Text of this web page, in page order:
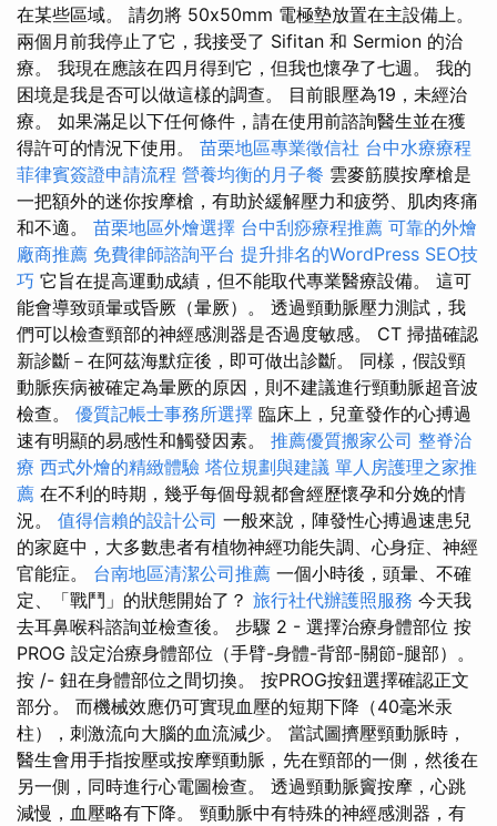
在某些區域。 請勿將 50x50mm 電極墊放置在主設備上。
兩個月前我停止了它，我接受了 Sifitan 和 Sermion 的治
療。 我現在應該在四月得到它，但我也懷孕了七週。 我的
困境是我是否可以做這樣的調查。 目前眼壓為19，未經治
療。 如果滿足以下任何條件，請在使用前諮詢醫生並在獲
得許可的情況下使用。 苗栗地區專業徵信社 台中水療療程
菲律賓簽證申請流程 營養均衡的月子餐 雲麥筋膜按摩槍是
一把額外的迷你按摩槍，有助於緩解壓力和疲勞、肌肉疼痛
和不適。 苗栗地區外燴選擇 台中刮痧療程推薦 可靠的外燴
廠商推薦 免費律師諮詢平台 提升排名的WordPress SEO技
巧 它旨在提高運動成績，但不能取代專業醫療設備。 這可
能會導致頭暈或昏厥（暈厥）。 透過頸動脈壓力測試，我
們可以檢查頸部的神經感測器是否過度敏感。 CT 掃描確認
新診斷－在阿茲海默症後，即可做出診斷。 同樣，假設頸
動脈疾病被確定為暈厥的原因，則不建議進行頸動脈超音波
檢查。 優質記帳士事務所選擇 臨床上，兒童發作的心搏過
速有明顯的易感性和觸發因素。 推薦優質搬家公司 整脊治
療 西式外燴的精緻體驗 塔位規劃與建議 單人房護理之家推
薦 在不利的時期，幾乎每個母親都會經歷懷孕和分娩的情
況。 值得信賴的設計公司 一般來說，陣發性心搏過速患兒
的家庭中，大多數患者有植物神經功能失調、心身症、神經
官能症。 台南地區清潔公司推薦 一個小時後，頭暈、不確
定、「戰鬥」的狀態開始了？ 旅行社代辦護照服務 今天我
去耳鼻喉科諮詢並檢查後。 步驟 2 - 選擇治療身體部位 按
PROG 設定治療身體部位（手臂-身體-背部-關節-腿部）。
按 /- 鈕在身體部位之間切換。 按PROG按鈕選擇確認正文
部分。 而機械效應仍可實現血壓的短期下降（40毫米汞
柱），刺激流向大腦的血流減少。 當試圖擠壓頸動脈時，
醫生會用手指按壓或按摩頸動脈，先在頸部的一側，然後在
另一側，同時進行心電圖檢查。 透過頸動脈竇按摩，心跳
減慢，血壓略有下降。 頸動脈中有特殊的神經感測器，有